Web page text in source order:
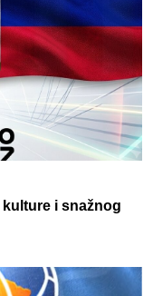
kulture i snažnog